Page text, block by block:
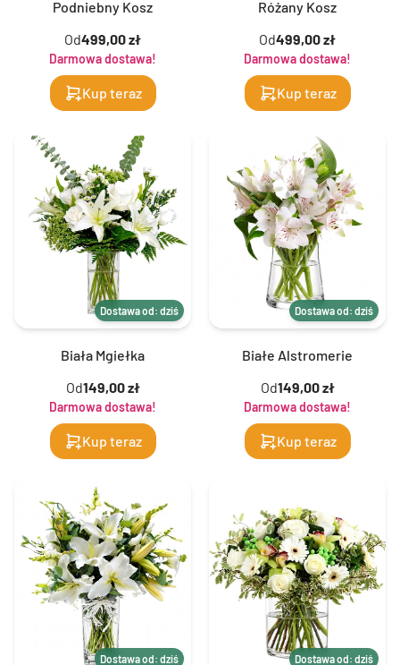
Podniebny Kosz
Od499,00 zł
Darmowa dostawa!
Kup teraz
Różany Kosz
Od499,00 zł
Darmowa dostawa!
Kup teraz
Dostawa od: dziś
Biała Mgiełka
Od149,00 zł
Darmowa dostawa!
Kup teraz
Dostawa od: dziś
Białe Alstromerie
Od149,00 zł
Darmowa dostawa!
Kup teraz
Dostawa od: dziś Dostawa od: dziś